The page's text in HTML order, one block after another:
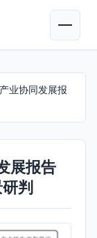
业协同发展报
展报告
判